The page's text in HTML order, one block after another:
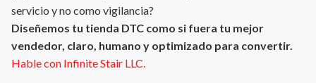
servicio y no como vigilancia?
Diseñemos tu tienda DTC como si fuera tu mejor
vendedor, claro, humano y optimizado para convertir.
Hable con Infinite Stair LLC.